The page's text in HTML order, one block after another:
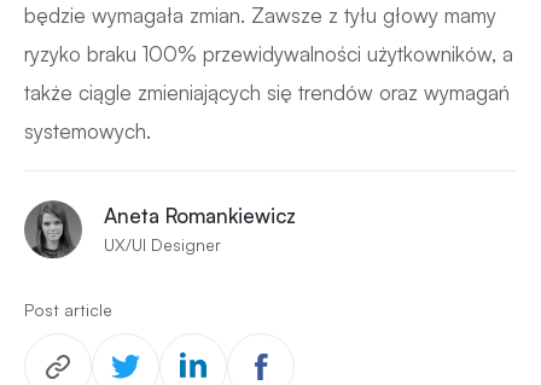
będzie wymagała zmian. Zawsze z tyłu głowy mamy
ryzyko braku 100% przewidywalności użytkowników, a
także ciągle zmieniających się trendów oraz wymagań
systemowych.
Aneta Romankiewicz
UX/UI Designer
Post article